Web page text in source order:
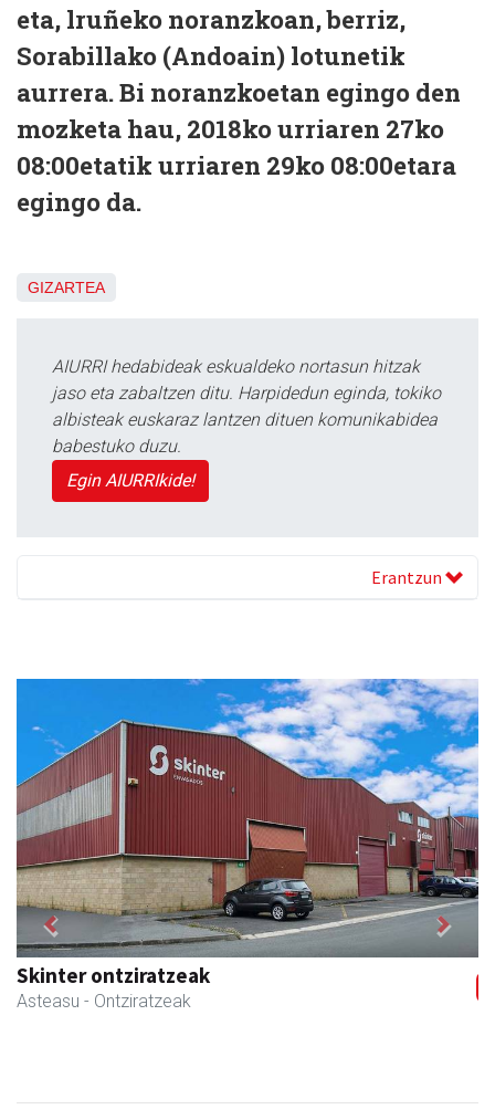
eta, lruñeko noranzkoan, berriz,
Sorabillako (Andoain) lotunetik
aurrera. Bi noranzkoetan egingo den
mozketa hau, 2018ko urriaren 27ko
08:00etatik urriaren 29ko 08:00etara
egingo da.
GIZARTEA
AIURRI hedabideak eskualdeko nortasun hitzak
jaso eta zabaltzen ditu. Harpidedun eginda, tokiko
albisteak euskaraz lantzen dituen komunikabidea
babestuko duzu.
Egin AIURRIkide!
Erantzun
Skinter ontziratzeak
Asteasu - Ontziratzeak
Previous Next